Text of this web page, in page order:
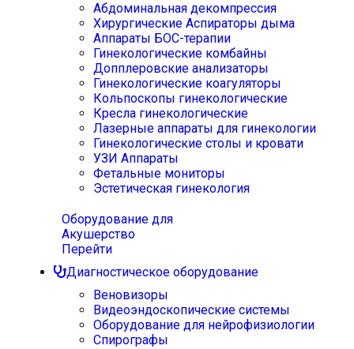
Абдоминальная декомпрессия
Хирургические Аспираторы дыма
Аппараты БОС-терапии
Гинекологические комбайны
Допплеровские анализаторы
Гинекологические коагуляторы
Кольпоскопы гинекологические
Кресла гинекологические
Лазерные аппараты для гинекологии
Гинекологические столы и кровати
УЗИ Аппараты
Фетальные мониторы
Эстетическая гинекология
Оборудование для
Акушерство
Перейти
Диагностическое оборудование
Веновизоры
Видеоэндоскопические системы
Оборудование для нейрофизиологии
Спирографы